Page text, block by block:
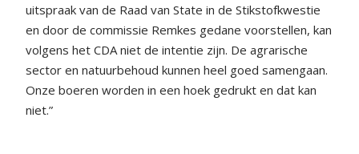
uitspraak van de Raad van State in de Stikstofkwestie
en door de commissie Remkes gedane voorstellen, kan
volgens het CDA niet de intentie zijn. De agrarische
sector en natuurbehoud kunnen heel goed samengaan.
Onze boeren worden in een hoek gedrukt en dat kan
niet.”